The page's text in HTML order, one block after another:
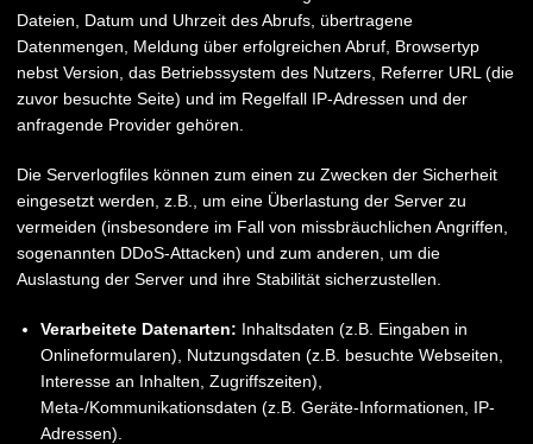
Dateien, Datum und Uhrzeit des Abrufs, übertragene
Datenmengen, Meldung über erfolgreichen Abruf, Browsertyp
nebst Version, das Betriebssystem des Nutzers, Referrer URL (die
zuvor besuchte Seite) und im Regelfall IP-Adressen und der
anfragende Provider gehören.
Die Serverlogfiles können zum einen zu Zwecken der Sicherheit
eingesetzt werden, z.B., um eine Überlastung der Server zu
vermeiden (insbesondere im Fall von missbräuchlichen Angriffen,
sogenannten DDoS-Attacken) und zum anderen, um die
Auslastung der Server und ihre Stabilität sicherzustellen.
Verarbeitete Datenarten: Inhaltsdaten (z.B. Eingaben in
Onlineformularen), Nutzungsdaten (z.B. besuchte Webseiten,
Interesse an Inhalten, Zugriffszeiten),
Meta-/Kommunikationsdaten (z.B. Geräte-Informationen, IP-
Adressen).